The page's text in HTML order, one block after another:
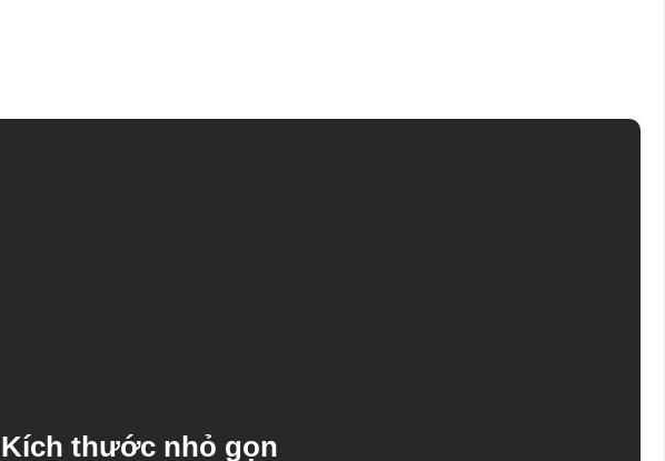
Kích thước nhỏ gọn